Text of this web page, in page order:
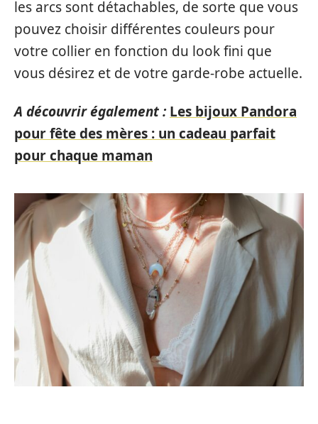
les arcs sont détachables, de sorte que vous
pouvez choisir différentes couleurs pour
votre collier en fonction du look fini que
vous désirez et de votre garde-robe actuelle.
A découvrir également : Les bijoux Pandora
pour fête des mères : un cadeau parfait
pour chaque maman